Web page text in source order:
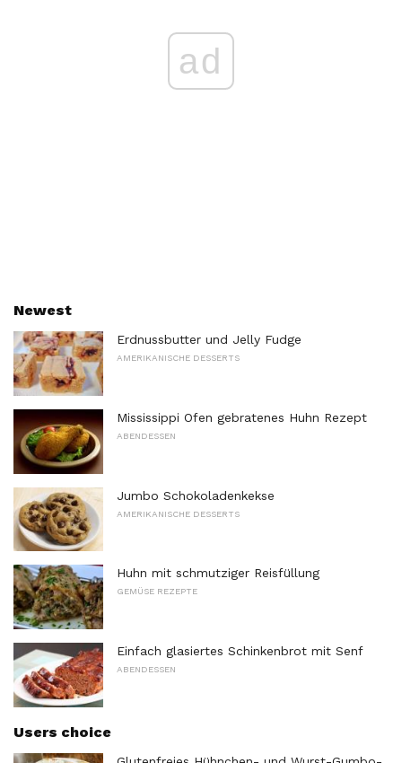
ad
Newest
Erdnussbutter und Jelly Fudge
AMERIKANISCHE DESSERTS
Mississippi Ofen gebratenes Huhn Rezept
ABENDESSEN
Jumbo Schokoladenkekse
AMERIKANISCHE DESSERTS
Huhn mit schmutziger Reisfüllung
GEMÜSE REZEPTE
Einfach glasiertes Schinkenbrot mit Senf
ABENDESSEN
Users choice